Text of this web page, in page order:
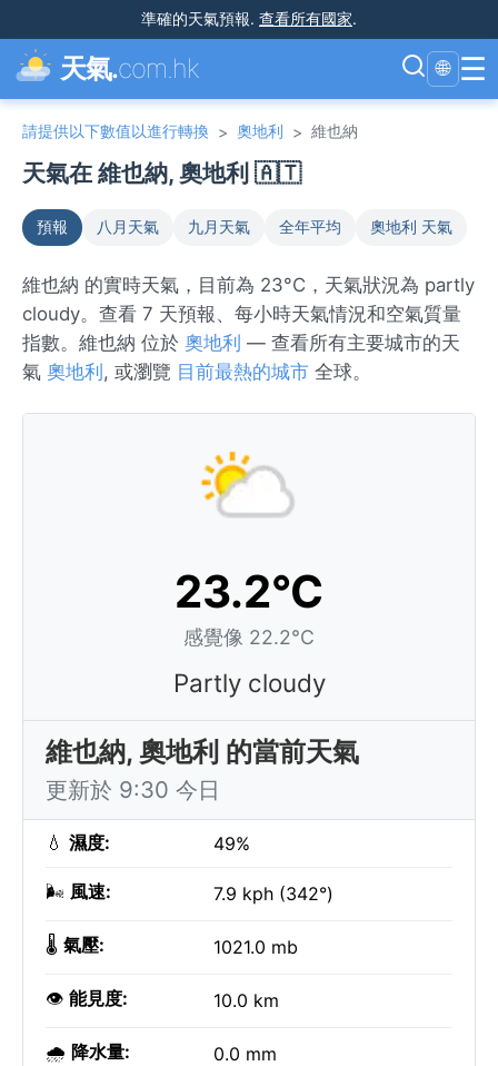
準確的天氣預報. 查看所有國家.
天氣.com.hk 🌐 ☰
請提供以下數值以進行轉換 > 奧地利 > 維也納
天氣在 維也納, 奧地利 🇦🇹
預報 八月天氣 九月天氣 全年平均 奧地利 天氣
維也納 的實時天氣，目前為 23°C，天氣狀況為 partly
cloudy。查看 7 天預報、每小時天氣情況和空氣質量
指數。維也納 位於 奧地利 — 查看所有主要城市的天
氣 奧地利 , 或瀏覽 目前最熱的城市 全球。
23.2°C
感覺像 22.2°C
Partly cloudy
維也納, 奧地利 的當前天氣
更新於 9:30 今日
💧 濕度: 49%
🌬️ 風速: 7.9 kph (342°)
🌡️ 氣壓: 1021.0 mb
👁️ 能見度: 10.0 km
🌧️ 降水量: 0.0 mm